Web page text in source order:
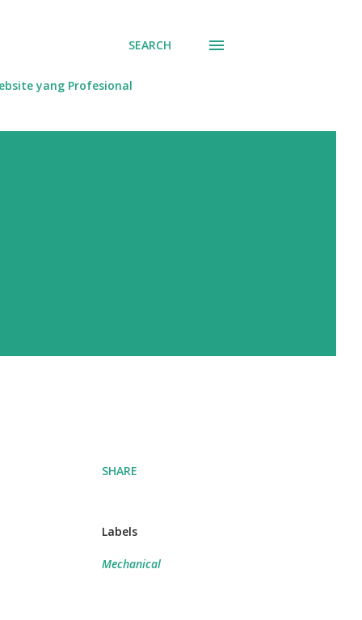
SEARCH
yang Profesional
SHARE
Labels
Mechanical